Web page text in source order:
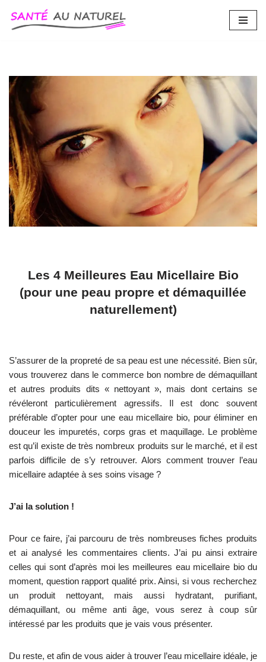
Aller
Les 4 Meilleures Eau Micellaire Bio
(pour une peau propre et démaquillée
naturellement)
S’assurer de la propreté de sa peau est une nécessité. Bien sûr,
vous trouverez dans le commerce bon nombre de démaquillant
et autres produits dits « nettoyant », mais dont certains se
révéleront particulièrement agressifs. Il est donc souvent
préférable d’opter pour une eau micellaire bio, pour éliminer en
douceur les impuretés, corps gras et maquillage. Le problème
est qu’il existe de très nombreux produits sur le marché, et il est
parfois difficile de s’y retrouver. Alors comment trouver l’eau
micellaire adaptée à ses soins visage ?
J’ai la solution !
Pour ce faire, j’ai parcouru de très nombreuses fiches produits
et ai analysé les commentaires clients. J’ai pu ainsi extraire
celles qui sont d’après moi les meilleures eau micellaire bio du
moment, question rapport qualité prix. Ainsi, si vous recherchez
un produit nettoyant, mais aussi hydratant, purifiant,
démaquillant, ou même anti âge, vous serez à coup sûr
intéressé par les produits que je vais vous présenter.
Du reste, et afin de vous aider à trouver l’eau micellaire idéale, je